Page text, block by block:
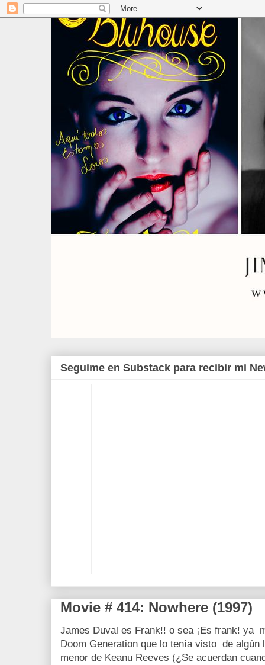
Seguime en Substack para recibir mi
Movie # 414: Nowhere (1997)
James Duval es Frank!! o sea ¡Es frank! ya
Doom Generation que lo tenía visto de
menor de Keanu Reeves (¿Se acuerdan